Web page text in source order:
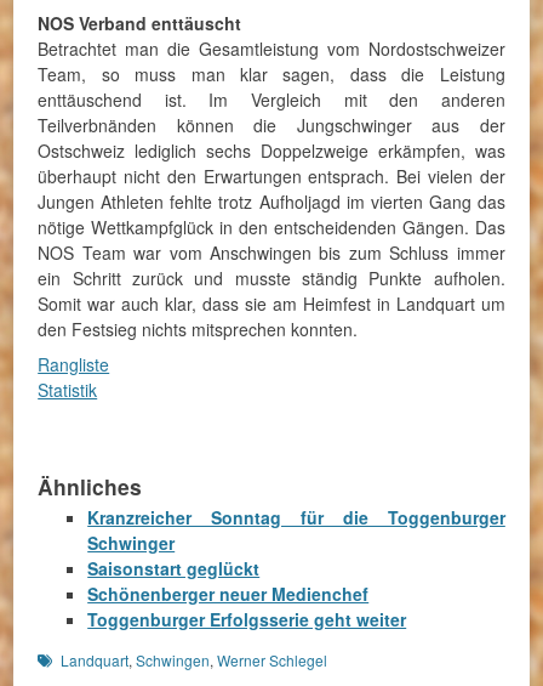
NOS Verband enttäuscht
Betrachtet man die Gesamtleistung vom Nordostschweizer
Team, so muss man klar sagen, dass die Leistung
enttäuschend ist. Im Vergleich mit den anderen
Teilverbnänden können die Jungschwinger aus der
Ostschweiz lediglich sechs Doppelzweige erkämpfen, was
überhaupt nicht den Erwartungen entsprach. Bei vielen der
Jungen Athleten fehlte trotz Aufholjagd im vierten Gang das
nötige Wettkampfglück in den entscheidenden Gängen. Das
NOS Team war vom Anschwingen bis zum Schluss immer
ein Schritt zurück und musste ständig Punkte aufholen.
Somit war auch klar, dass sie am Heimfest in Landquart um
den Festsieg nichts mitsprechen konnten.
Rangliste
Statistik
Ähnliches
Kranzreicher Sonntag für die Toggenburger
Schwinger
Saisonstart geglückt
Schönenberger neuer Medienchef
Toggenburger Erfolgsserie geht weiter
Schlagworte
Landquart,Schwingen,Werner Schlegel